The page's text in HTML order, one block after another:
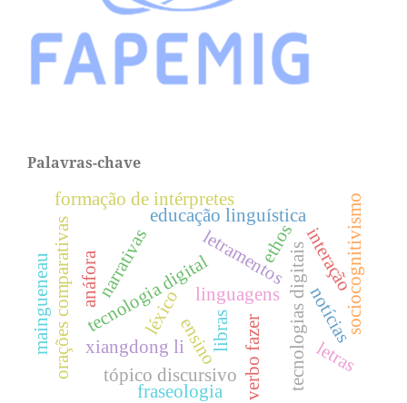
Palavras-chave
linguagens
letramentos
ensino
tecnologia digital
educação linguística
tecnologias digitais
xiangdong li
formação de intérpretes
narrativas interaçãosociocognitivismo
tópico discursivo verbo fazer
anáfora
orações comparativas ethos
maingueneau
fraseologia
léxico libras notícias
letras